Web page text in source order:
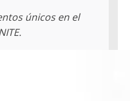
únicos en el